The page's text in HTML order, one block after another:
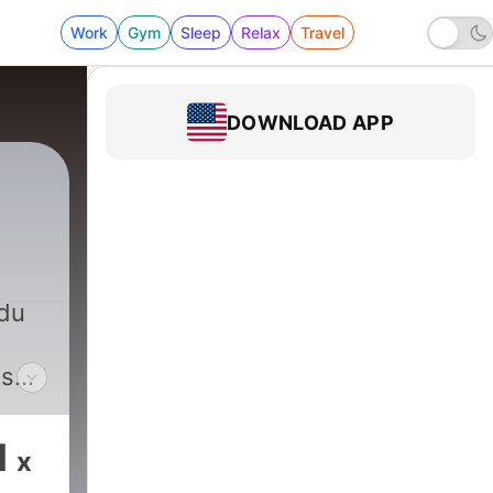
Work Gym Sleep Relax Travel
x
DOWNLOAD APP